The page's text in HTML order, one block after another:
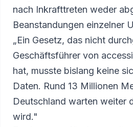
nach Inkrafttreten weder
Beanstandungen einzelner
„Ein Gesetz, das nicht
Geschäftsführer von
hat, musste bislang keine
Daten. Rund 13 Millionen
Deutschland warten weiter
wird."